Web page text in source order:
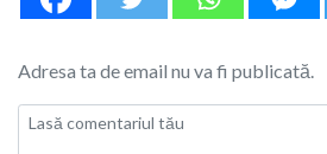
Adresa ta de email nu va fi publicată.